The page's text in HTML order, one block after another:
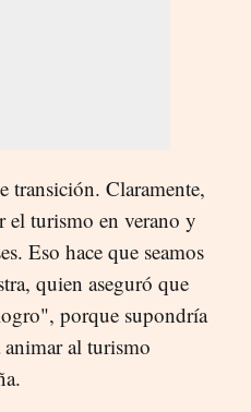
transición. Claramente,
el turismo en verano y
Eso hace que seamos
quien aseguró que
porque supondría
al turismo